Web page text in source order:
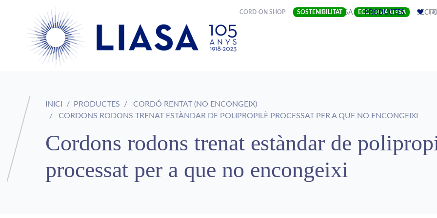
CORD-ON SHOP SOSTENIBILITAT ECOLOGIA LIASA
EMPRESA(CURRENT)
PRODUCTES
INICI PRODUCTES
CORDÓ RENTAT (NO ENCONGEIX)
CORDONS RODONS TRENAT ESTÀNDAR DE POLIPROPILÈ PROCESSAT PER A QUE NO ENCONGEIXI
Cordons rodons trenat estàndar de
processat per a que no encongeixi